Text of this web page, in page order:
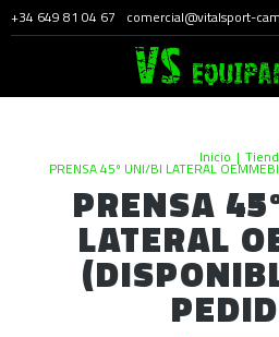
+34 649 81 04 67 comercial@vitalsport-
Inicio |
PRENSA 45º UNI/BI LATERAL
PRENSA
LATERAL